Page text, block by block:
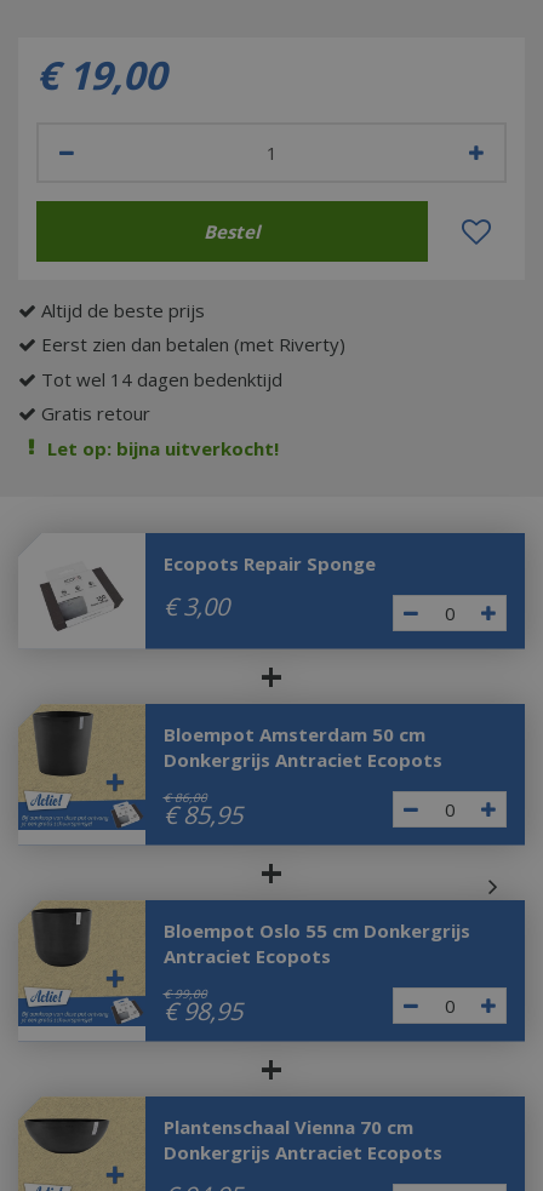
€ 19,00
Altijd de beste prijs
Eerst zien dan betalen (met Riverty)
Tot wel 14 dagen bedenktijd
Gratis retour
Let op: bijna uitverkocht!
Ecopots Repair Sponge
€ 3,00
+
Bloempot Amsterdam 50 cm
Donkergrijs Antraciet Ecopots
€ 86,00
€ 85,95
+
Bloempot Oslo 55 cm Donkergrijs
Antraciet Ecopots
€ 99,00
€ 98,95
+
Plantenschaal Vienna 70 cm
Donkergrijs Antraciet Ecopots